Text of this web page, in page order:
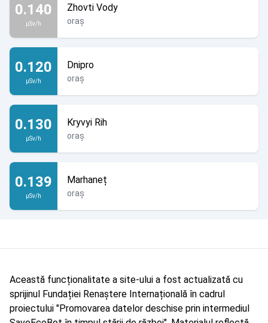
0.140
µSv/h
Zhovti Vody
oraș
0.120
µSv/h
Dnipro
oraș
0.130
µSv/h
Kryvyi Rih
oraș
0.139
µSv/h
Marhaneț
oraș
Această funcționalitate a site-ului a fost actualizată cu
sprijinul Fundației Renaștere Internațională în cadrul
proiectului "Promovarea datelor deschise prin intermediul